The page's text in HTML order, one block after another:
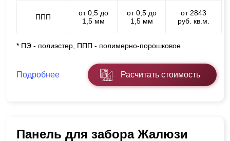
ППП
от 0,5 до
1,5 мм
от 0,5 до
1,5 мм
от 2843
руб. кв.м.
* ПЭ - полиэстер, ППП - полимерно-порошковое
Подробнее Расчитать стоимость
Панель для забора Жалюзи